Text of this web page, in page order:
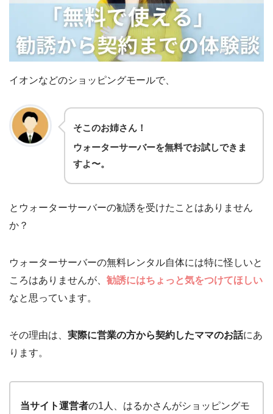
イオンなどのショッピングモールで、
そこのお姉さん！
ウォーターサーバーを無料でお試しできま
すよ〜。
とウォーターサーバーの勧誘を受けたことはありません
か？
ウォーターサーバーの無料レンタル自体には特に怪しいと
ころはありませんが、 勧誘にはちょっと気をつけてほしい
なと思っています。
その理由は、 実際に営業の方から契約したママのお話にあ
ります。
当サイト運営者の1人、はるかさんがショッピングモ